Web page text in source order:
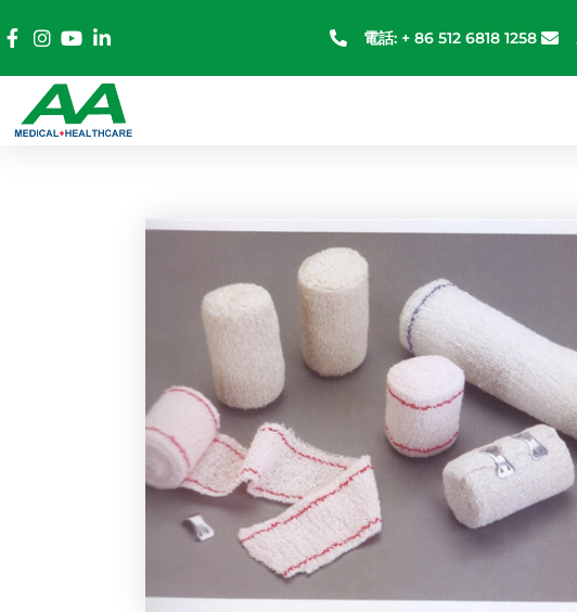
電話: + 86 512 6818 1258